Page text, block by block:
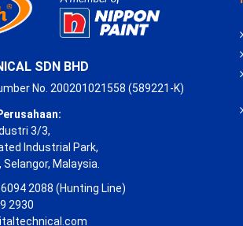
SDN BHD
No. 200201021558 (589221-K)
3/3,
Industrial Park,
Selangor, Malaysia.
2088 (Hunting Line)
2930